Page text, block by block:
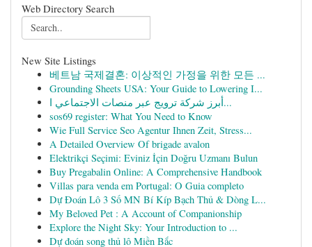
Web Directory Search
New Site Listings
베트남 국제결혼: 이상적인 가정을 위한 모든 ...
Grounding Sheets USA: Your Guide to Lowering I...
أبرز شركة ترويج عبر منصات الاجتماعي ا...
sos69 register: What You Need to Know
Wie Full Service Seo Agentur Ihnen Zeit, Stress...
A Detailed Overview Of brigade avalon
Elektrikçi Seçimi: Eviniz İçin Doğru Uzmanı Bulun
Buy Pregabalin Online: A Comprehensive Handbook
Villas para venda em Portugal: O Guia completo
Dự Đoán Lô 3 Số MN Bí Kíp Bạch Thủ & Dòng L...
My Beloved Pet : A Account of Companionship
Explore the Night Sky: Your Introduction to ...
Dự đoán song thủ lô Miền Bắc